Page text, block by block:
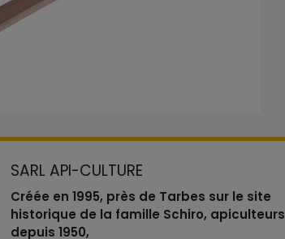
SARL API-CULTURE
Créée en 1995, près de Tarbes sur le site
historique de la famille Schiro, apiculteurs
depuis 1950,